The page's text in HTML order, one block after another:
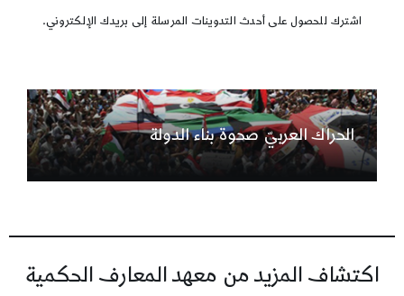
اشترك للحصول على أحدث التدوينات المرسلة إلى بريدك الإلكتروني.
الحراك العربيّ صحوة بناء الدولة
اكتشاف المزيد من معهد المعارف الحكمية